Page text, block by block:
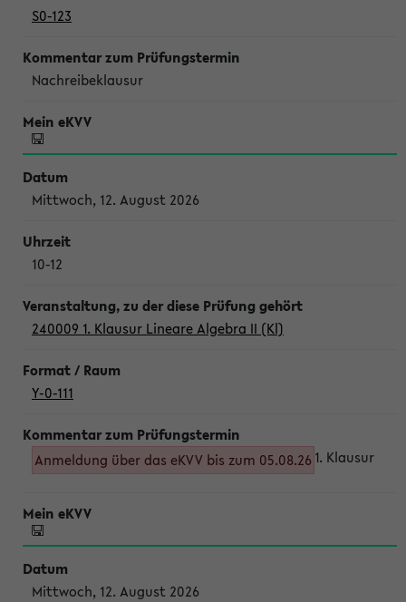
S0-123
Nachreibeklausur
Mittwoch, 12. August 2026
10-12
240009 1. Klausur Lineare Algebra II (Kl)
Y-0-111
Anmeldung über das eKVV bis zum 05.08.26 1. Klausur
Mittwoch, 12. August 2026